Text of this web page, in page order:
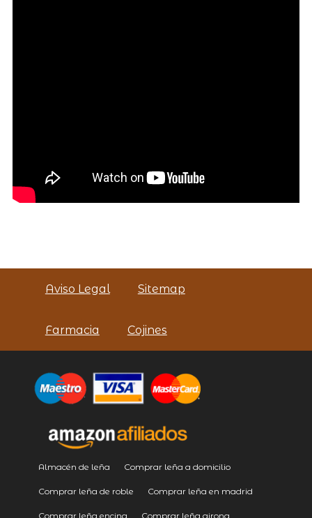
Aviso Legal Sitemap
Farmacia Cojines
Almacén de leña Comprar leña a domicilio
Comprar leña de roble Comprar leña en madrid
Comprar leña encina Comprar leña girona